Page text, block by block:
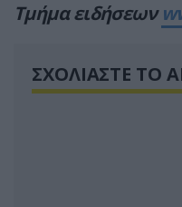
Τμήμα ειδήσεων
ΣΧΟΛΙΑΣΤΕ ΤΟ